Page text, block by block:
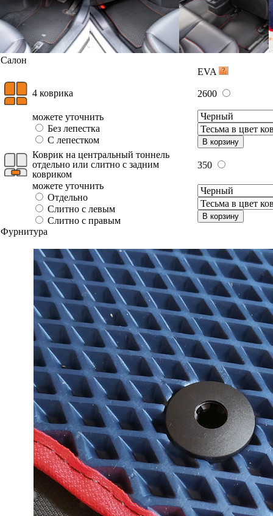
Салон
EVA
4 коврика 2600
можете уточнить
Без лепестка
С лепестком
В корзину
Коврик на центральный тоннель
отдельно или слитно с задним
ковриком
350
можете уточнить
Отдельно
Слитно с левым
Слитно с правым
В корзину
Фурнитура